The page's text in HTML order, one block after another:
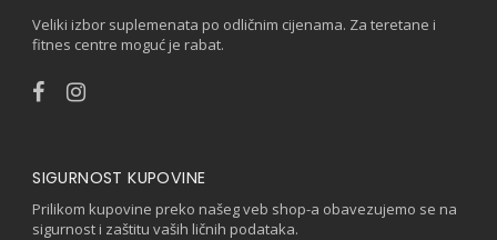
Veliki izbor suplemenata po odličnim cijenama. Za teretane i
fitnes centre moguć je rabat.
SIGURNOST KUPOVINE
Prilikom kupovine preko našeg veb shop-a obavezujemo se na
sigurnost i zaštitu vaših ličnih podataka.